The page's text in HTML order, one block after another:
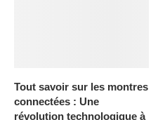
Tout savoir sur les montres
connectées : Une
révolution technologique à